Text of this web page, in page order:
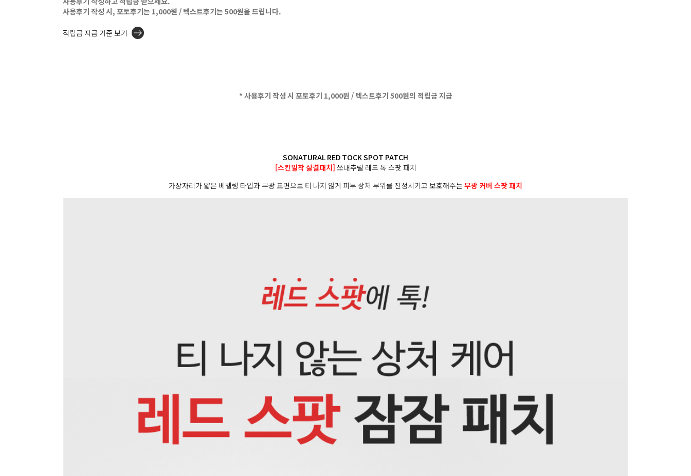
사용후기 작성 시, 포토후기는 1,000원 / 텍스트후기는 500원을 드립니다.
적립금 지급 기준 보기
* 사용후기 작성 시 포토후기 1,000원 / 텍스트후기 500원의 적립금 지급
SONATURAL RED TOCK SPOT PATCH
[스킨밀착 살결패치] 쏘내추럴 레드 톡 스팟 패치
가장자리가 얇은 베벨링 타입과 무광 표면으로 티 나지 않게 피부 상처 부위를 진정시키고 보호해주는 무광 커버 스팟 패치